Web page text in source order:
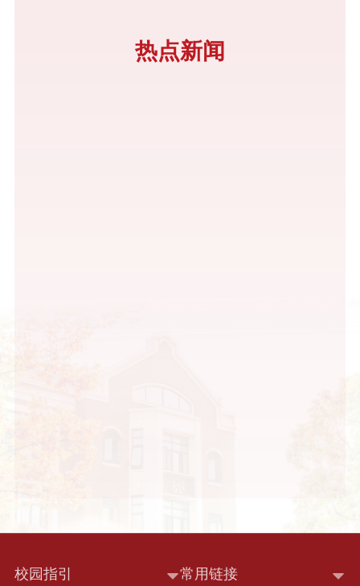
热点新闻
校园指引 常用链接